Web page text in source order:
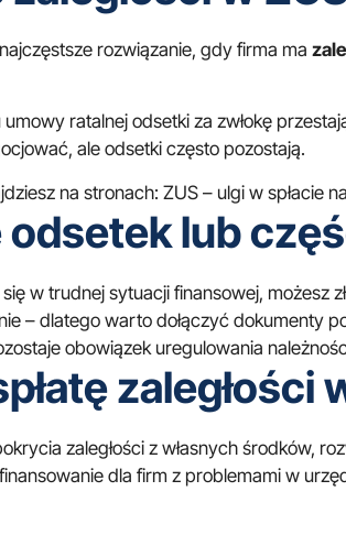
rozwiązanie, gdy firma ma
ratalnej odsetki za zwłokę
ale odsetki często pozostają.
na stronach: ZUS – ulgi w spłacie
lub
w trudnej sytuacji finansowej, możesz
– dlatego warto dołączyć dokumenty
obowiązek uregulowania
zaległości
zaległości z własnych środków,
dla firm z problemami w